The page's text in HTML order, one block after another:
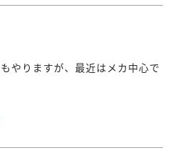
やりますが、最近はメカ中心で